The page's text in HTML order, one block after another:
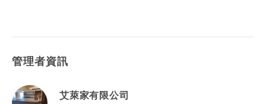
管理者資訊
艾萊家有限公司